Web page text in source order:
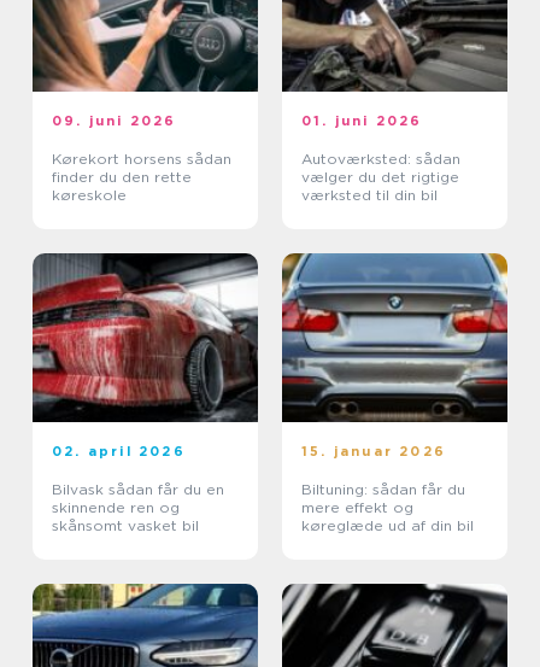
09. juni 2026
Kørekort horsens sådan
finder du den rette
køreskole
01. juni 2026
Autoværksted: sådan
vælger du det rigtige
værksted til din bil
02. april 2026
Bilvask sådan får du en
skinnende ren og
skånsomt vasket bil
15. januar 2026
Biltuning: sådan får du
mere effekt og
køreglæde ud af din bil